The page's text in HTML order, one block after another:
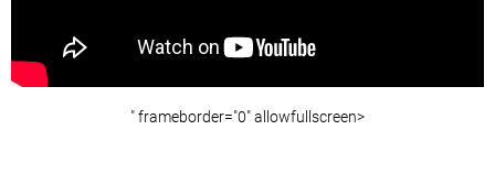
" frameborder="0" allowfullscreen>